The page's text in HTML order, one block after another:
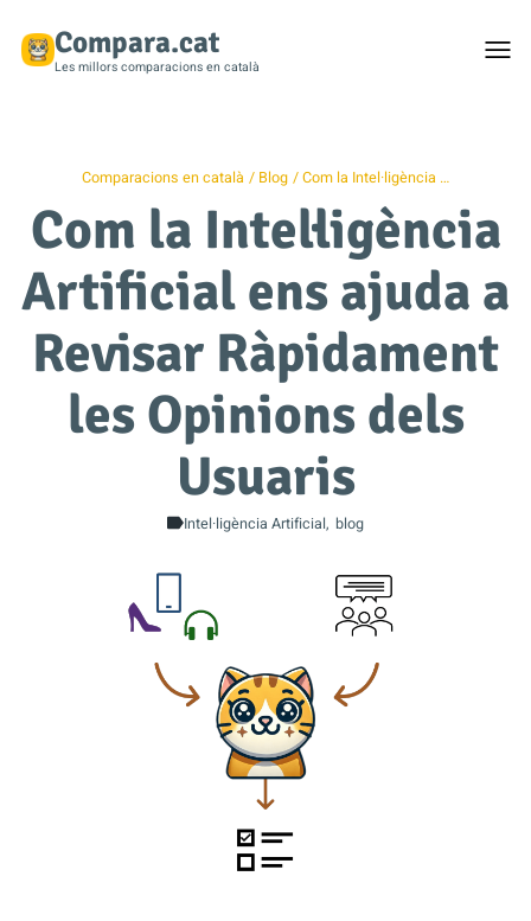
Compara.cat
Les millors comparacions en català
Comparacions en català Blog Com la Intel·ligència …
Com la Intel·ligència
Artificial ens ajuda a
Revisar Ràpidament
les Opinions dels
Usuaris
Intel·ligència Artificial blog